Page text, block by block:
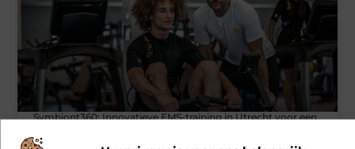
Symbiont360: Innovatieve EMS-training in Utrecht voor een